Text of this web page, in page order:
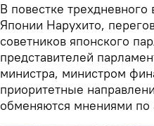
В повестке
Японии Нарухито,
советников японского
представителей
министра, министром
приоритетные
обменяются мнениями